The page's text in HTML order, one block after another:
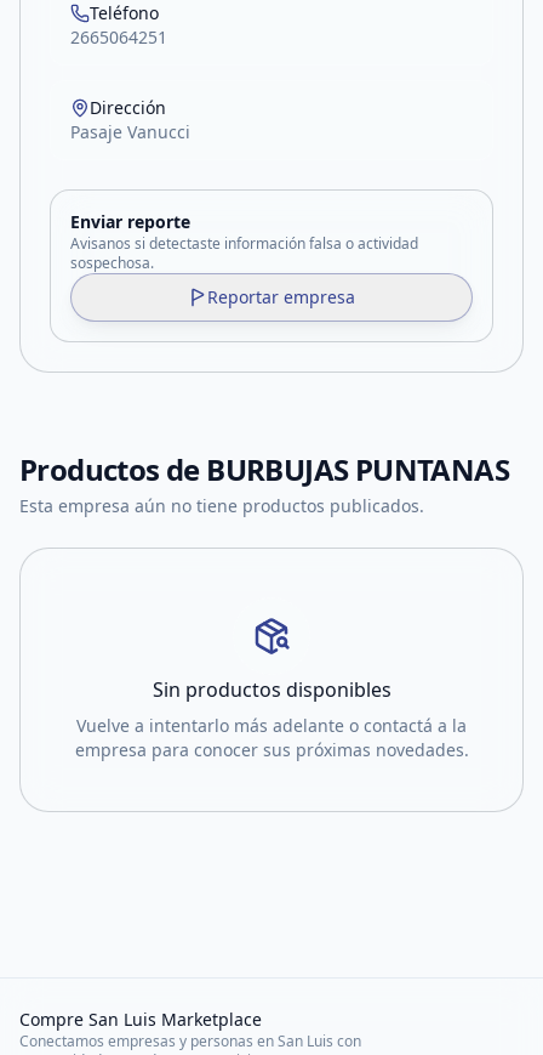
Teléfono
2665064251
Dirección
Pasaje Vanucci
Enviar reporte
Avisanos si detectaste información falsa o actividad
sospechosa.
Reportar empresa
Productos de BURBUJAS PUNTANAS
Esta empresa aún no tiene productos publicados.
Sin productos disponibles
Vuelve a intentarlo más adelante o contactá a la
empresa para conocer sus próximas novedades.
Compre San Luis Marketplace
Conectamos empresas y personas en San Luis con